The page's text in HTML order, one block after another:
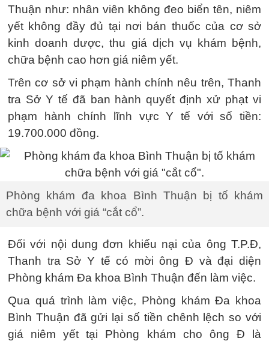
Thuận như: nhân viên không đeo biển tên, niêm
yết không đầy đủ tại nơi bán thuốc của cơ sở
kinh doanh dược, thu giá dịch vụ khám bệnh,
chữa bệnh cao hơn giá niêm yết.
Trên cơ sở vi phạm hành chính nêu trên, Thanh
tra Sở Y tế đã ban hành quyết định xử phạt vi
phạm hành chính lĩnh vực Y tế với số tiền:
19.700.000 đồng.
Phòng khám đa khoa Bình Thuận bị tố khám
chữa bệnh với giá “cắt cổ”.
Đối với nội dung đơn khiếu nại của ông T.P.Đ,
Thanh tra Sở Y tế có mời ông Đ và đại diện
Phòng khám Đa khoa Bình Thuận đến làm việc.
Qua quá trình làm việc, Phòng khám Đa khoa
Bình Thuận đã gửi lại số tiền chênh lệch so với
giá niêm yết tại Phòng khám cho ông Đ là